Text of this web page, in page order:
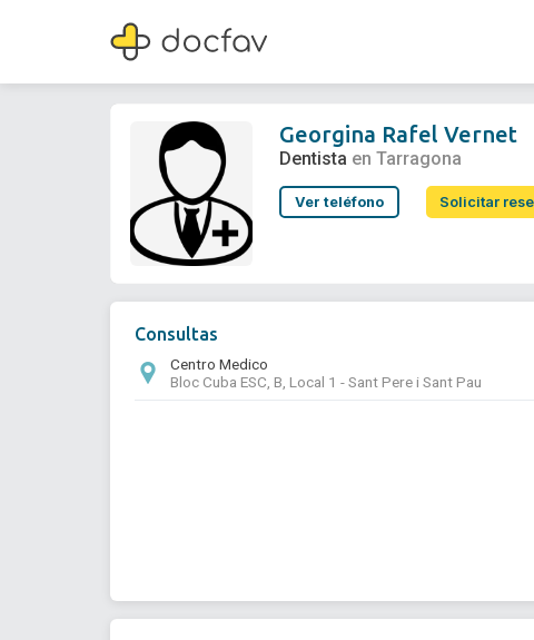
Georgina Rafel Vernet
Dentista
Georgina Rafel Vernet
Dentista en Tarragona
Ver teléfono Solicitar
Consultas
Centro Medico
Bloc Cuba ESC, B, Local 1 - Sant Pere i Sant Pau